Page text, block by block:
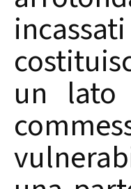
un lato